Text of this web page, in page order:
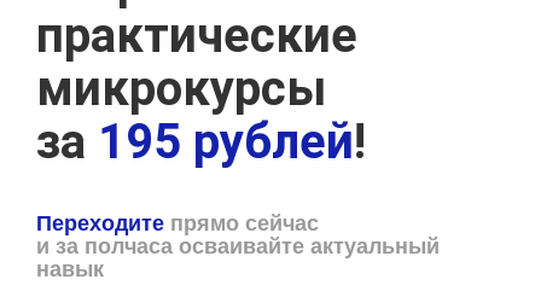
практические
микрокурсы
за 195 рублей!
Переходите прямо сейчас
и за полчаса осваивайте актуальный
навык